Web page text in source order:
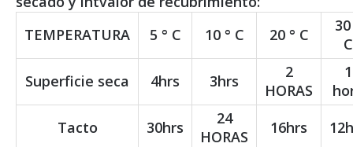
TEMPERATURA
5 ° C 10 ° C 20 ° C
C
Superficie seca
4hrs 3hrs
2
HORAS
1
Tacto
30hrs
24
HORAS
16hrs